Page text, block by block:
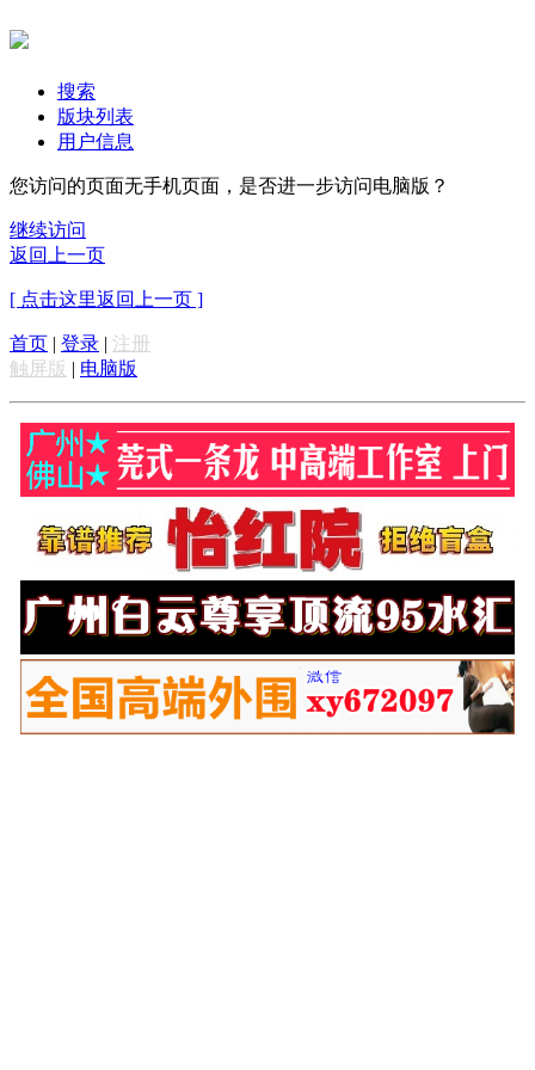
搜索
版块列表
用户信息
您访问的页面无手机页面，是否进一步访问电脑版？
继续访问
返回上一页
[ 点击这里返回上一页 ]
首页 | 登录 | 注册
触屏版 | 电脑版